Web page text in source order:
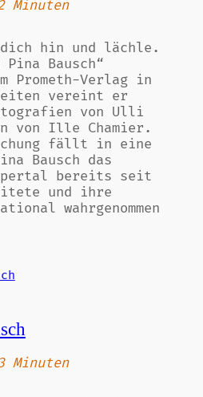
Minuten
dich hin und lächle.
Bausch“
Prometh-Verlag in
vereint er
von Ulli
von Ille Chamier.
fällt in eine
Bausch das
bereits seit
und ihre
wahrgenommen
Minuten